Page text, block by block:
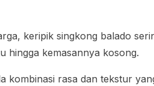
keripik singkong balado
hingga kemasannya kosong.
kombinasi rasa dan tekstur